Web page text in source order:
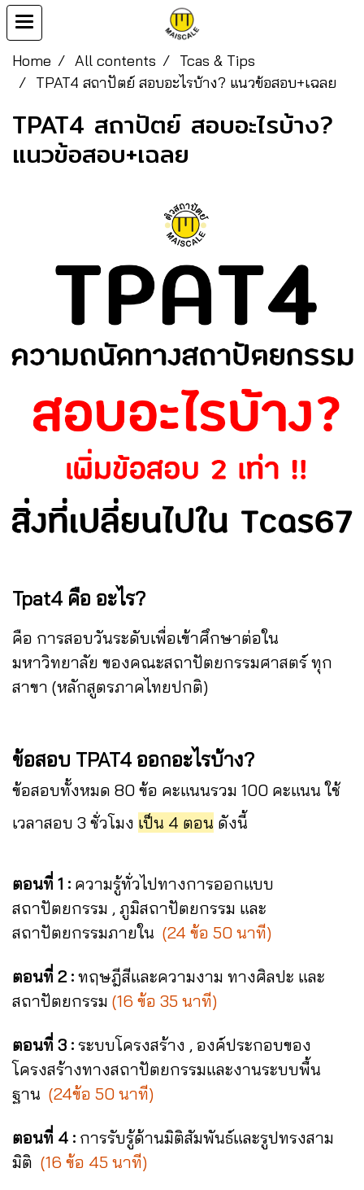
Home All contents
Tcas & Tips
TPAT4 สถาปัตย์ สอบอะไรบ้าง? แนวข้อสอบ+เฉลย
TPAT4 สถาปัตย์ สอบอะไรบ้าง?
แนวข้อสอบ+เฉลย
Tpat4 คือ อะไร?
คือ การสอบวันระดับเพื่อเข้าศึกษาต่อใน
มหาวิทยาลัย ของคณะสถาปัตยกรรมศาสตร์ ทุก
สาขา (หลักสูตรภาคไทยปกติ)
ข้อสอบ TPAT4 ออกอะไรบ้าง?
ข้อสอบทั้งหมด 80 ข้อ คะแนนรวม 100 คะแนนใช้
เวลาสอบ 3 ชั่วโมง เป็น 4 ตอน ดังนี้
ตอนที่ 1 : ความรู้ทั่วไปทางการออกแบบ
สถาปัตยกรรม , ภูมิสถาปัตยกรรม และ
สถาปัตยกรรมภายใน (24 ข้อ 50 นาที)
ตอนที่ 2 : ทฤษฎีสีและความงาม ทางศิลปะ และ
สถาปัตยกรรม (16 ข้อ 35 นาที)
ตอนที่ 3 : ระบบโครงสร้าง , องค์ประกอบของ
โครงสร้างทางสถาปัตยกรรมและงานระบบพื้น
ฐาน (24ข้อ 50 นาที)
ตอนที่ 4 : การรับรู้ด้านมิติสัมพันธ์และรูปทรงสาม
มิติ (16 ข้อ 45 นาที)